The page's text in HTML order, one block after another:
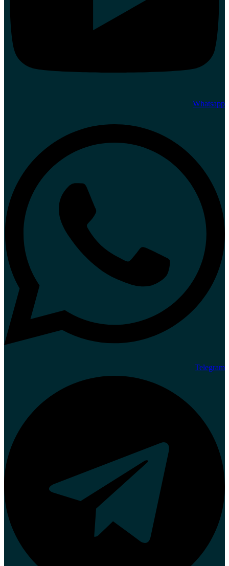
Whatsapp
Telegram